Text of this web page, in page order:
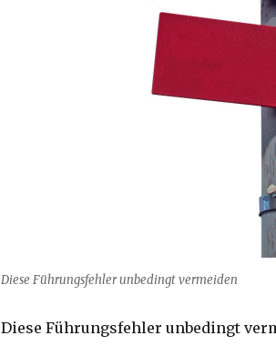
Diese Führungsfehler unbedingt vermeiden
Diese Führungsfehler unbedingt